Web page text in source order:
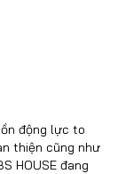
động lực to
thiện cũng như
HOUSE đang